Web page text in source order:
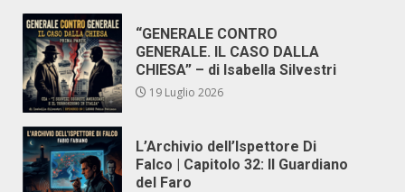
“GENERALE CONTRO
GENERALE. IL CASO DALLA
CHIESA” – di Isabella Silvestri
19 Luglio 2026
L’Archivio dell’Ispettore Di
Falco | Capitolo 32: Il Guardiano
del Faro